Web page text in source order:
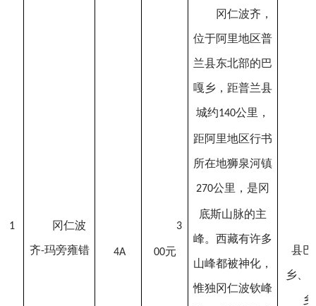
1 冈仁波
齐-玛旁雍错 4A
3
00元
冈仁波齐，
位于阿里地区普
兰县东北部的巴
嘎乡，距普兰县
城约140公里，
距阿里地区行书
所在地狮泉河镇
270公里，是冈
底斯山脉的主
峰。西藏有许多
山峰都被神化，
惟独冈仁波钦峰
县巴
乡、
乡